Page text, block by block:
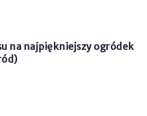
na najpiękniejszy ogródek